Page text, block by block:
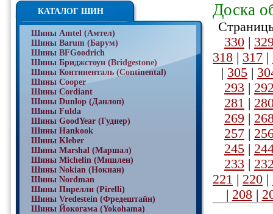
КАТАЛОГ ШИН
Шины Amtel (Амтел)
Шины Barum (Барум)
Шины BFGoodrich
Шины Бриджстоун (Bridgestone)
Шины Континенталь (Continental)
Шины Cooper
Шины Cordiant
Шины Dunlop (Данлоп)
Шины Fulda
Шины GoodYear (Гудиер)
Шины Hankook
Шины Kleber
Шины Marshal (Маршал)
Шины Michelin (Мишлен)
Шины Nokian (Нокиан)
Шины Nordman
Шины Пирелли (Pirelli)
Шины Vredestein (Фредештайн)
Шины Йокогама (Yokohama)
Доска
330 |
318 | 317 |
| 305 |
293 |
281 |
269 |
257 |
245 |
233 |
221 | 220 |
| 208|